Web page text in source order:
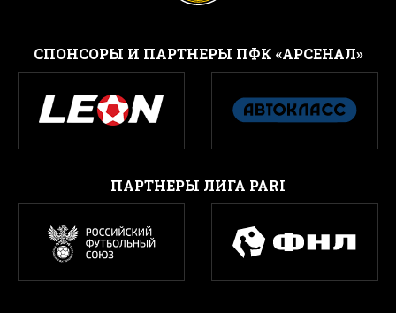
CПОНСОРЫ И ПАРТНЕРЫ ПФК «АРСЕНАЛ»
ПАРТНЕРЫ ЛИГА PARI